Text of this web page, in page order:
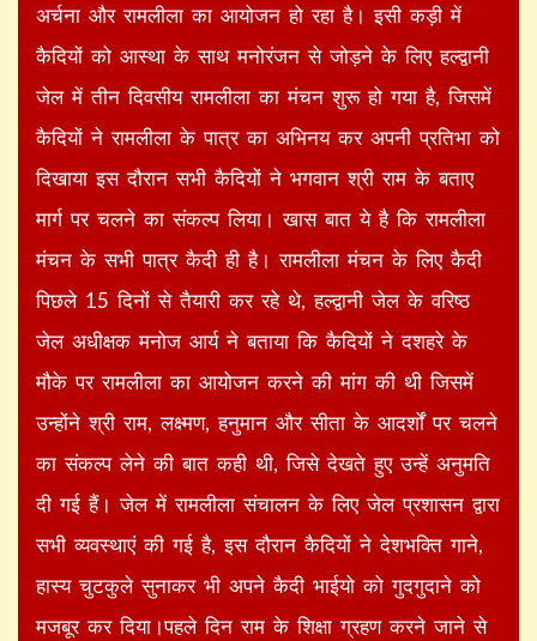
अर्चना और रामलीला का आयोजन हो रहा है। इसी कड़ी में
कैदियों को आस्था के साथ मनोरंजन से जोड़ने के लिए हल्द्वानी
जेल में तीन दिवसीय रामलीला का मंचन शुरू हो गया है, जिसमें
कैदियों ने रामलीला के पात्र का अभिनय कर अपनी प्रतिभा को
दिखाया इस दौरान सभी कैदियों ने भगवान श्री राम के बताए
मार्ग पर चलने का संकल्प लिया। खास बात ये है कि रामलीला
मंचन के सभी पात्र कैदी ही है। रामलीला मंचन के लिए कैदी
पिछले 15 दिनों से तैयारी कर रहे थे, हल्द्वानी जेल के वरिष्ठ
जेल अधीक्षक मनोज आर्य ने बताया कि कैदियों ने दशहरे के
मौके पर रामलीला का आयोजन करने की मांग की थी जिसमें
उन्होंने श्री राम, लक्ष्मण, हनुमान और सीता के आदर्शों पर चलने
का संकल्प लेने की बात कही थी, जिसे देखते हुए उन्हें अनुमति
दी गई हैं। जेल में रामलीला संचालन के लिए जेल प्रशासन द्वारा
सभी व्यवस्थाएं की गई है, इस दौरान कैदियों ने देशभक्ति गाने,
हास्य चुटकुले सुनाकर भी अपने कैदी भाईयो को गुदगुदाने को
मजबूर कर दिया।पहले दिन राम के शिक्षा ग्रहण करने जाने से